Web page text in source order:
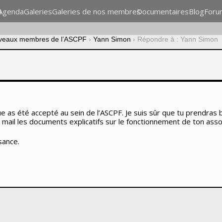
GaleriesGaleries de nos membresDocumentairesBlog
membres de l’ASCPF › Yann Simon › Répondre à : Yann Simon
as été accepté au sein de l’ASCPF. Je suis sûr que tu
les documents explicatifs sur le fonctionnement de ton